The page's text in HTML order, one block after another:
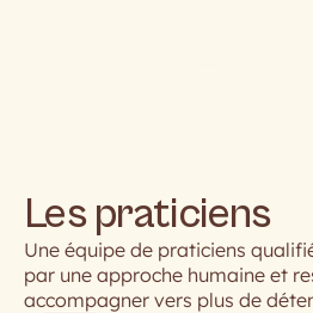
Les praticiens
Une équipe de praticiens
par une approche humaine et
accompagner vers plus de
Les praticiens